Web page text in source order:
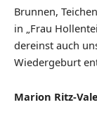
Brunnen,
in „Frau
dereinst auch
Wiedergeburt
Marion Ritz-